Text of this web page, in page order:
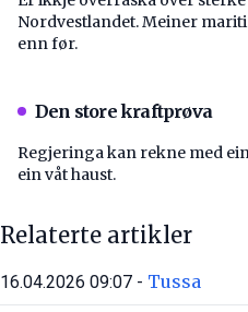
Nordvestlandet. Meiner
enn før.
Den store kraftprøva
Regjeringa kan rekne med
ein våt haust.
Relaterte artikler
16.04.2026 09:07 - Tussa